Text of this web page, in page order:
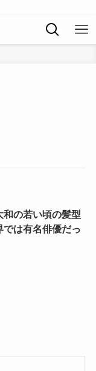
和の若い頃の髪型
では有名俳優だっ